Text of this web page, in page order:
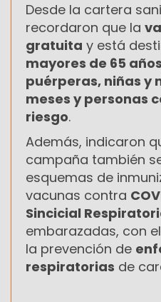
Desde la cartera
recordaron que la
gratuita y está
mayores de 65
puérperas, niñas y
meses y personas
riesgo.
Además, indicaron
campaña también
esquemas de
vacunas contra
Sincicial
embarazadas, con
la prevención de
respiratorias de